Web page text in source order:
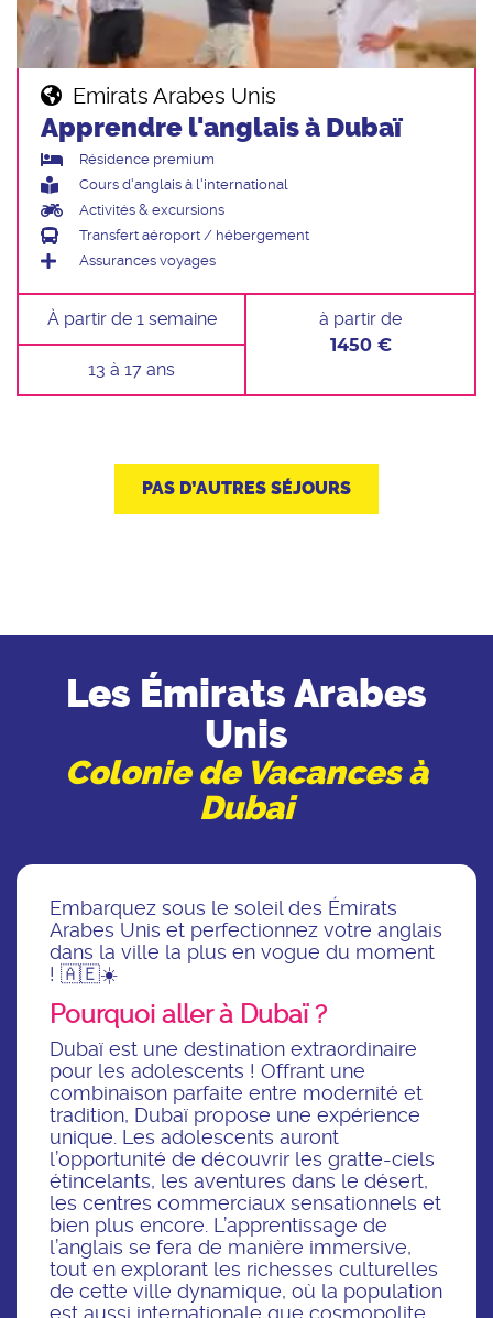
Emirats Arabes Unis
Apprendre l'anglais à Dubaï
Résidence premium
Cours d'anglais à l'international
Activités & excursions
Transfert aéroport / hébergement
Assurances voyages
À partir de 1 semaine
13 à 17 ans
à partir de
1450 €
PAS D’AUTRES SÉJOURS
Les Émirats Arabes
Unis
Colonie de Vacances à
Dubai
Embarquez sous le soleil des Émirats
Arabes Unis et perfectionnez votre anglais
dans la ville la plus en vogue du moment
! 🇦🇪☀️
Pourquoi aller à Dubaï ?
Dubaï est une destination extraordinaire
pour les adolescents ! Offrant une
combinaison parfaite entre modernité et
tradition, Dubaï propose une expérience
unique. Les adolescents auront
l’opportunité de découvrir les gratte-ciels
étincelants, les aventures dans le désert,
les centres commerciaux sensationnels et
bien plus encore. L’apprentissage de
l’anglais se fera de manière immersive,
tout en explorant les richesses culturelles
de cette ville dynamique, où la population
est aussi internationale que cosmopolite.